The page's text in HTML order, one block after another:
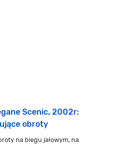
Scenic, 2002r:
obroty
na biegu jałowym, na